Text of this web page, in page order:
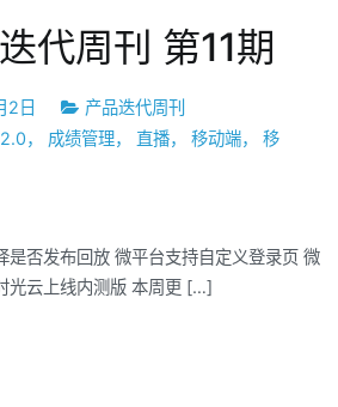
代周刊 第11期
2日
产品迭代周刊
， 成绩管理， 直播， 移动端， 移
是否发布回放 微平台支持自定义登录页 微
光云上线内测版 本周更 […]